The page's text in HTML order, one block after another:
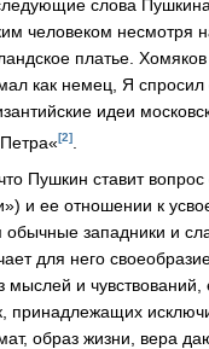
слова
человеком несмотря
платье. Хомяков
как немец, Я спросил
идеи
[2].
Пушкин ставит вопрос
и ее отношении к
обычные западники и
для него
мыслей и чувствований,
принадлежащих
образ жизни, вера